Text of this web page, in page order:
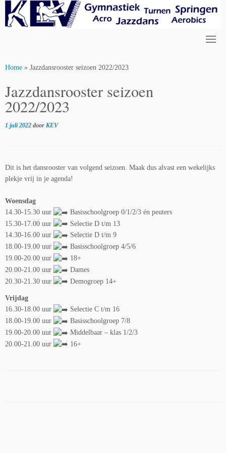
content
Home » Jazzdansrooster seizoen 2022/2023
Jazzdansrooster seizoen
2022/2023
1 juli 2022 door KEV
Dit is het dansrooster van volgend seizoen. Maak dus alvast een wekelijks
plekje vrij in je agenda!
Woensdag
14.30-15.30 uur
Basisschoolgroep 0/1/2/3 én peuters
15.30-17.00 uur
Selectie D t/m 13
14.30-16.00 uur
Selectie D t/m 9
18.00-19.00 uur
Basisschoolgroep 4/5/6
19.00-20.00 uur
18+
20.00-21.00 uur
Dames
20.30-21.30 uur
Demogroep 14+
Vrijdag
16.30-18.00 uur
Selectie C t/m 16
18.00-19.00 uur
Basisschoolgroep 7/8
19.00-20.00 uur
Middelbaar – klas 1/2/3
20.00-21.00 uur
16+